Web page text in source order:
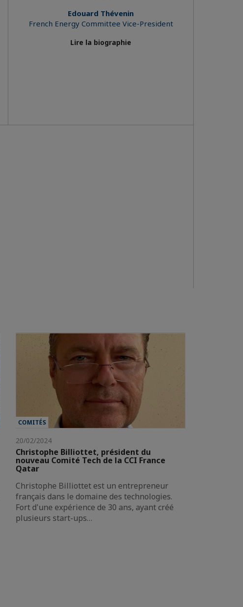
Edouard Thévenin
French Energy Committee Vice-President
Lire la biographie
COMITÉS
20/02/2024
Christophe Billiottet, président du
nouveau Comité Tech de la CCI France
Qatar
Christophe Billiottet est un entrepreneur
français dans le domaine des technologies.
Fort d'une expérience de 30 ans, ayant créé
plusieurs start-ups…